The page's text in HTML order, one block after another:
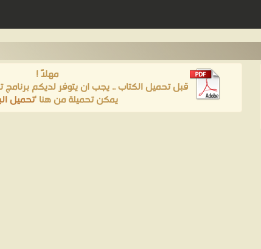
مهلاً !
قبل تحميل الكتاب .. يجب ان يتوفر لديكم
يمكن تحميلة من هنا 'تحميل